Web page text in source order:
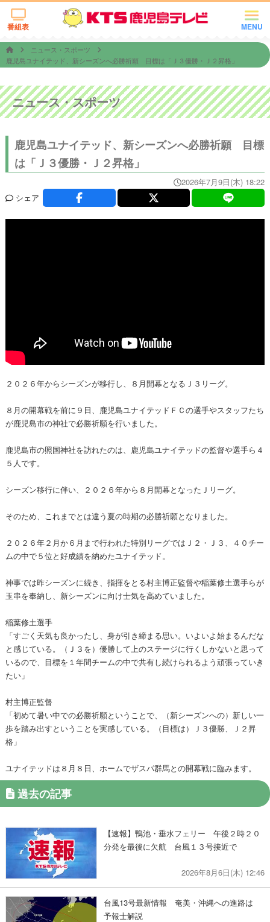
MENU
番組表
ニュース・スポーツ
鹿児島ユナイテッド、新シーズンへ必勝祈願 目標は「Ｊ３優勝・Ｊ２昇格」
ニュース・スポーツ
鹿児島ユナイテッド、新シーズンへ必勝祈願 目標
は「Ｊ３優勝・Ｊ２昇格」
2026年7月9日(木) 18:22
シェア
２０２６年からシーズンが移行し、８月開幕となるＪ３リーグ。
８月の開幕戦を前に９日、鹿児島ユナイテッドＦＣの選手やスタッフたち
が鹿児島市の神社で必勝祈願を行いました。
鹿児島市の照国神社を訪れたのは、鹿児島ユナイテッドの監督や選手ら４
５人です。
シーズン移行に伴い、２０２６年から８月開幕となったＪリーグ。
そのため、これまでとは違う夏の時期の必勝祈願となりました。
２０２６年２月か６月まで行われた特別リーグではＪ２・Ｊ３、４０チー
ムの中で５位と好成績を納めたユナイテッド。
神事では昨シーズンに続き、指揮をとる村主博正監督や稲葉修土選手らが
玉串を奉納し、新シーズンに向け士気を高めていました。
稲葉修土選手
「すごく天気も良かったし、身が引き締まる思い。いよいよ始まるんだな
と感じている。（Ｊ３を）優勝して上のステージに行くしかないと思って
いるので、目標を１年間チームの中で共有し続けられるよう頑張っていき
たい」
村主博正監督
「初めて暑い中での必勝祈願ということで、（新シーズンへの）新しい一
歩を踏み出すということを実感している。（目標は）Ｊ３優勝、Ｊ２昇
格」
ユナイテッドは８月８日、ホームでザスパ群馬との開幕戦に臨みます。
過去の記事
【速報】鴨池・垂水フェリー 午後２時２０
分発を最後に欠航 台風１３号接近で
2026年8月6日(木) 12:46
台風13号最新情報 奄美・沖縄への進路は
予報士解説